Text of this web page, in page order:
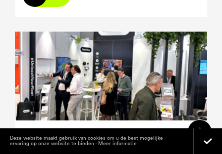
Logistiek en goederenbehandeling
veiliger maken — Wat gebeurde er op
Deze website maakt gebruik van cookies om u de best mogelijke
ervaring op onze website te bieden - Meer informatie